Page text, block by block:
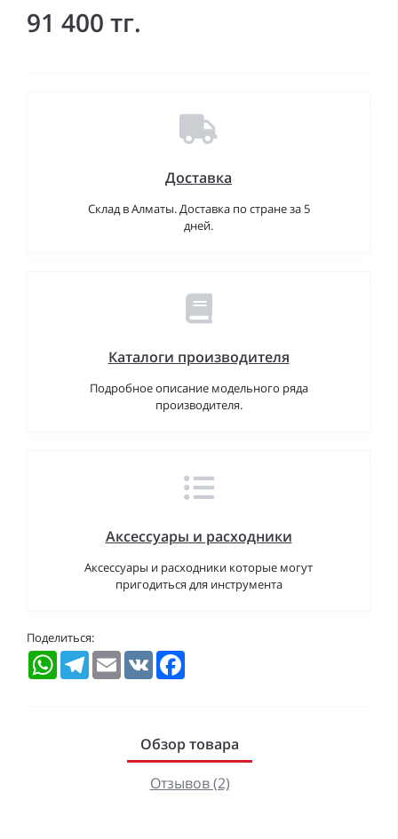
91 400 тг.
Доставка
Склад в Алматы. Доставка по стране за 5
дней.
Каталоги производителя
Подробное описание модельного ряда
производителя.
Аксессуары и расходники
Аксессуары и расходники которые могут
пригодиться для инструмента
Поделиться:
WhatsAppTelegramEmail VK
Обзор товара
Отзывов (2)